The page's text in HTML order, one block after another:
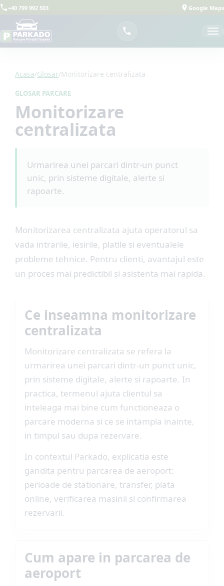
+40 799 992 503 Google Maps
Acasa/Glosar/Monitorizare centralizata
GLOSAR PARCARE
Monitorizare
centralizata
Urmarirea unei parcari dintr-un punct
unic, prin sisteme digitale, alerte si
rapoarte.
Monitorizarea centralizata ajuta operatorul sa
vada intrarile, iesirile, platile si eventualele
probleme tehnice. Pentru clienti, avantajul este
un proces mai predictibil si asistenta mai rapida.
Ce inseamna monitorizare
centralizata
Monitorizare centralizata se refera la
urmarirea unei parcari dintr-un punct unic,
prin sisteme digitale, alerte si rapoarte. In
practica, termenul ajuta clientul sa
inteleaga mai bine cum functioneaza o
parcare moderna si ce se intampla inainte,
in timpul sau dupa rezervare.
In contextul Parkado, explicatia este
gandita pentru parcarea de aeroport:
perioade de stationare, transfer, plata
online, verificarea masinii si confirmarea
rezervarii.
Cum apare in parcarea de
aeroport